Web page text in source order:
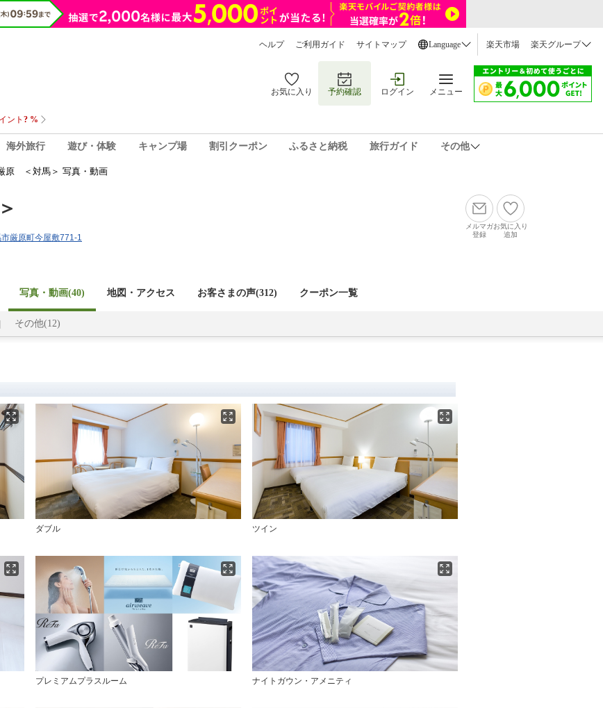
ヘルプ ご利用ガイド サイトマップ Language 楽天市場 楽天グループ
お気に入り 予約確認 ログイン メニュー
海外旅行 遊び・体験 キャンプ場 割引クーポン ふるさと納税 旅行ガイド その他
原 ＜対馬＞ 写真・動画
厳原町今屋敷771-1
メルマガ
登録
お気に入り
追加
写真・動画(40) 地図・アクセス お客さまの声(312) クーポン一覧
その他(12)
ダブル ツイン
プレミアムプラスルーム ナイトガウン・アメニティ